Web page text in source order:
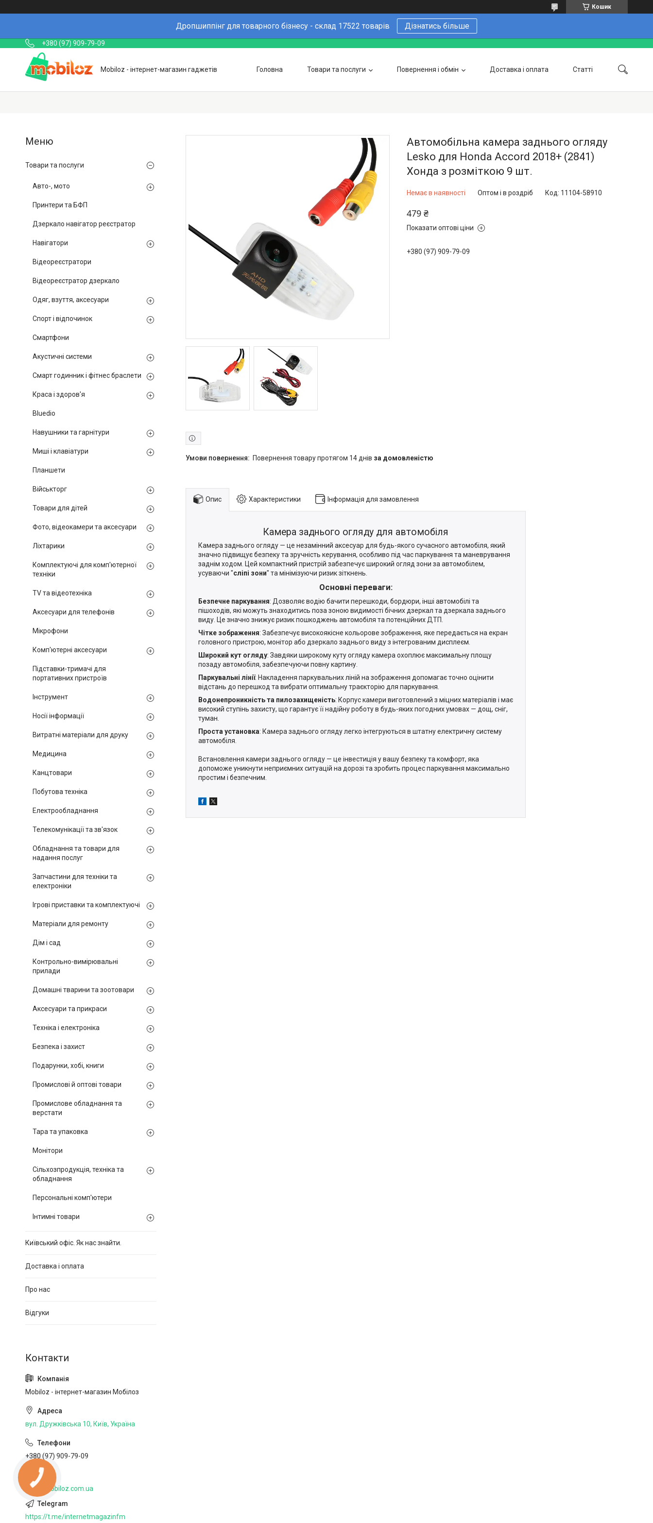
Кошик
Дропшиппінг для товарного бізнесу - склад 17522 товарів Дізнатись більше
+380 (97) 909-79-09
Mobiloz - інтернет-магазин гаджетів Головна Товари та послуги Повернення і обмін Доставка і оплата Статті
Оптовим покупцям Напишіть нам в Telegram
Автомобільна камера заднього огляду
Lesko для Honda Accord 2018+ (2841)
Хонда з розміткою 9 шт.
Немає в наявності Оптом і в роздріб Код: 11104-58910
479 ₴
Показати оптові ціни
+380 (97) 909-79-09
повернення товару протягом 14 днів за домовленістю
Опис Характеристики Інформація для замовлення
Камера заднього огляду для автомобіля
Камера заднього огляду — це незамінний аксесуар для будь-якого сучасного автомобіля, який
значно підвищує безпеку та зручність керування, особливо під час паркування та маневрування
заднім ходом. Цей компактний пристрій забезпечує широкий огляд зони за автомобілем,
усуваючи "сліпі зони" та мінімізуючи ризик зіткнень.
Основні переваги:
Безпечне паркування: Дозволяє водію бачити перешкоди, бордюри, інші автомобілі та
пішоходів, які можуть знаходитись поза зоною видимості бічних дзеркал та дзеркала заднього
виду. Це значно знижує ризик пошкоджень автомобіля та потенційних ДТП.
Чітке зображення: Забезпечує високоякісне кольорове зображення, яке передається на екран
головного пристрою, монітор або дзеркало заднього виду з інтегрованим дисплеєм.
Широкий кут огляду: Завдяки широкому куту огляду камера охоплює максимальну площу
позаду автомобіля, забезпечуючи повну картину.
Паркувальні лінії: Накладення паркувальних ліній на зображення допомагає точно оцінити
відстань до перешкод та вибрати оптимальну траєкторію для паркування.
Водонепроникність та пилозахищеність: Корпус камери виготовлений з міцних матеріалів і має
високий ступінь захисту, що гарантує її надійну роботу в будь-яких погодних умовах — дощ, сніг,
туман.
Проста установка: Камера заднього огляду легко інтегруються в штатну електричну систему
автомобіля.
Встановлення камери заднього огляду — це інвестиція у вашу безпеку та комфорт, яка
допоможе уникнути неприємних ситуацій на дорозі та зробить процес паркування максимально
простим і безпечним.
Товари та послуги
Авто-, мото
Принтери та БФП
Дзеркало навігатор реєстратор
Навігатори
Відеореєстратори
Відеореєстратор дзеркало
Одяг, взуття, аксесуари
Спорт і відпочинок
Смартфони
Акустичні системи
Смарт годинник і фітнес браслети
Краса і здоров'я
Bluedio
Навушники та гарнітури
Миші і клавіатури
Планшети
Військторг
Товари для дітей
Фото, відеокамери та аксесуари
Ліхтарики
Комплектуючі для комп'ютерної
техніки
TV та відеотехніка
Аксесуари для телефонів
Мікрофони
Комп'ютерні аксесуари
Підставки-тримачі для
портативних пристроїв
Інструмент
Носії інформації
Витратні матеріали для друку
Медицина
Канцтовари
Побутова техніка
Електрообладнання
Телекомунікації та зв'язок
Обладнання та товари для
надання послуг
Запчастини для техніки та
електроніки
Ігрові приставки та комплектуючі
Матеріали для ремонту
Дім і сад
Контрольно-вимірювальні
прилади
Домашні тварини та зоотовари
Аксесуари та прикраси
Техніка і електроніка
Безпека і захист
Подарунки, хобі, книги
Промислові й оптові товари
Промислове обладнання та
верстати
Тара та упаковка
Монітори
Сільхозпродукція, техніка та
обладнання
Персональні комп'ютери
Інтимні товари
Київський офіс. Як нас знайти.
Доставка і оплата
Про нас
Відгуки
Mobiloz - інтернет-магазин Мобілоз
вул. Дружківська 10, Київ, Україна
+380 (97) 909-79-09
http://mobiloz.com.ua
https://t.me/internetmagazinfm